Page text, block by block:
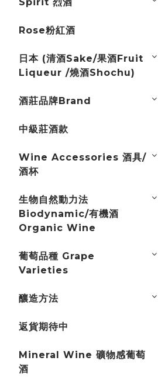
Rose粉紅酒
日本 (清酒Sake/果酒Fruit
Liqueur /燒酒Shochu)
酒莊品牌Brand
中級莊酒款
Wine Accessories 酒具/
酒杯
生物自然動力法
Biodynamic/有機酒
Organic Wine
葡萄品種 Grape
Varieties
釀造方法
返貨期待中
Mineral Wine 礦物感葡萄
酒